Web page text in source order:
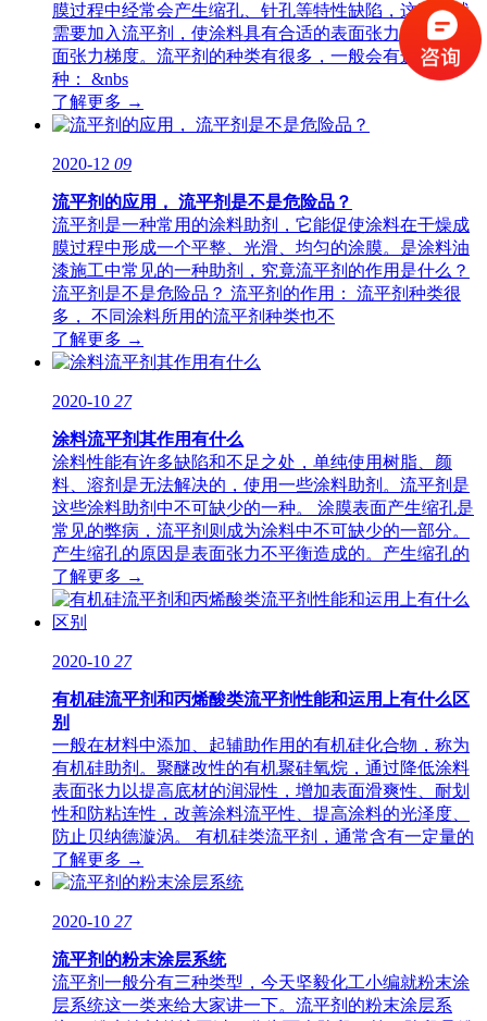
膜过程中经常会产生缩孔、针孔等特性缺陷，这时候就
需要加入流平剂，使涂料具有合适的表面张力和降低表
面张力梯度。流平剂的种类有很多，一般会有这么几
种： &nbs
了解更多 →
2020-12 09
流平剂的应用， 流平剂是不是危险品？
流平剂是一种常用的涂料助剂，它能促使涂料在干燥成
膜过程中形成一个平整、光滑、均匀的涂膜。是涂料油
漆施工中常见的一种助剂，究竟流平剂的作用是什么？
流平剂是不是危险品？ 流平剂的作用： 流平剂种类很
多， 不同涂料所用的流平剂种类也不
了解更多 →
2020-10 27
涂料流平剂其作用有什么
涂料性能有许多缺陷和不足之处，单纯使用树脂、颜
料、溶剂是无法解决的，使用一些涂料助剂。流平剂是
这些涂料助剂中不可缺少的一种。 涂膜表面产生缩孔是
常见的弊病，流平剂则成为涂料中不可缺少的一部分。
产生缩孔的原因是表面张力不平衡造成的。产生缩孔的
了解更多 →
2020-10 27
有机硅流平剂和丙烯酸类流平剂性能和运用上有什么区
别
一般在材料中添加、起辅助作用的有机硅化合物，称为
有机硅助剂。聚醚改性的有机聚硅氧烷，通过降低涂料
表面张力以提高底材的润湿性，增加表面滑爽性、耐划
性和防粘连性，改善涂料流平性、提高涂料的光泽度、
防止贝纳德漩涡。 有机硅类流平剂，通常含有一定量的
了解更多 →
2020-10 27
流平剂的粉末涂层系统
流平剂一般分有三种类型，今天坚毅化工小编就粉末涂
层系统这一类来给大家讲一下。流平剂的粉末涂层系